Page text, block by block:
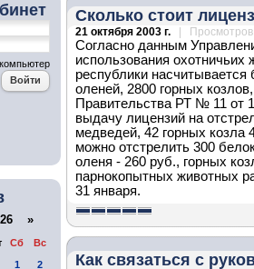
»
Сб
Вс
1
2
Сколько стоит
21 октября 2003 г. |
Согласно данным
использования
республики насчитывается
оленей, 2800 горных
Правительства РТ № 11 от
выдачу лицензий на
медведей, 42 горных козла
можно отстрелить 300
оленя - 260 руб., горных
парнокопытных животных
31 января.
Как связаться с